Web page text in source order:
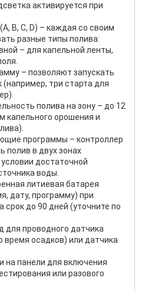
активируется при
B, C, D) – каждая со своим
разные типы полива:
– для капельной ленты,
– позволяют запускать
(например, три старта для
полива на зону – до 12
капельного орошения и
программы – контроллер
полив в двух зонах
достаточной
воды.
литиевая батарея
дату, программу) при
срок до 90 дней (уточните по
для проводного датчика
осадков) или датчика
на панели для включения
или разового